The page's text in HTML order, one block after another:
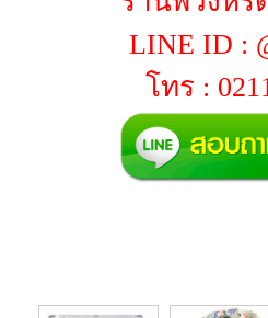
LINE ID :
โทร :